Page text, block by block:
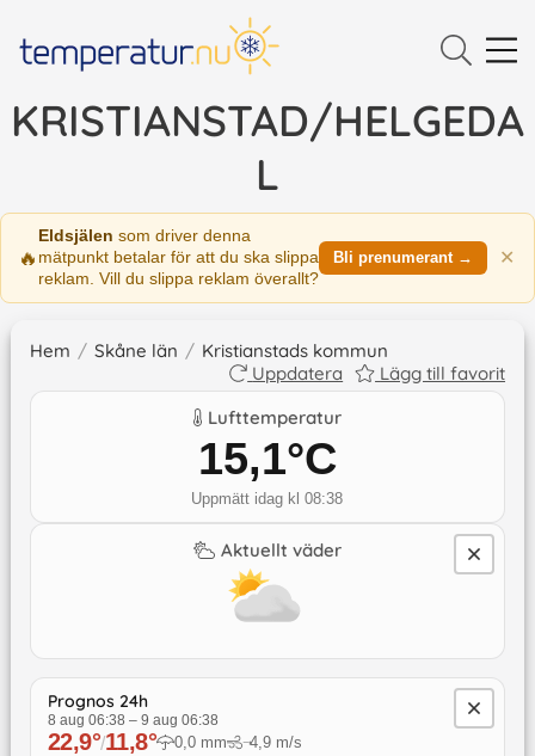
KRISTIANSTAD/HELGEDA
L
🔥
Eldsjälen som driver denna
mätpunkt betalar för att du ska slippa
reklam. Vill du slippa reklam överallt?
Bli prenumerant → ✕
Hem / Skåne län / Kristianstads kommun
Uppdatera
Lägg till favorit
Lufttemperatur
15,1°C
Uppmätt idag kl 08:38
Aktuellt väder
Prognos 24h
8 aug 06:38 – 9 aug 06:38
22,9°/11,8° 0,0 mm ↓4,9 m/s